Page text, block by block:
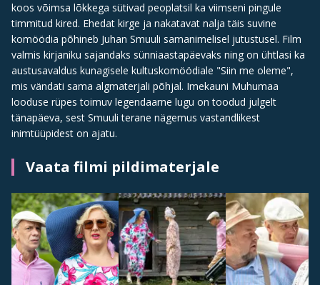
koos võimsa lõkkega sütivad peoplatsil ka viimseni pingule
timmitud kired. Ehedat kirge ja nakatavat nalja täis suvine
komöödia põhineb Juhan Smuuli samanimelisel jutustusel. Film
valmis kirjaniku sajandaks sünniaastapäevaks ning on ühtlasi ka
austusavaldus kunagisele kultuskomöödiale "Siin me oleme",
mis vändati sama algmaterjali põhjal. Imekauni Muhumaa
looduse rüpes toimuv legendaarne lugu on toodud julgelt
tänapäeva, sest Smuuli terane nägemus vastandlikest
inimtüüpidest on ajatu.
Vaata filmi pildimaterjale